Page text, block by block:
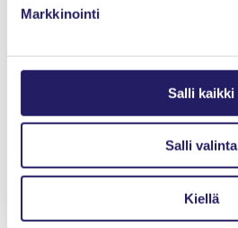
Markkinointi
Salli kaikki
Salli valinta
Kiellä
Ei
Viimeisimmät artikkelit